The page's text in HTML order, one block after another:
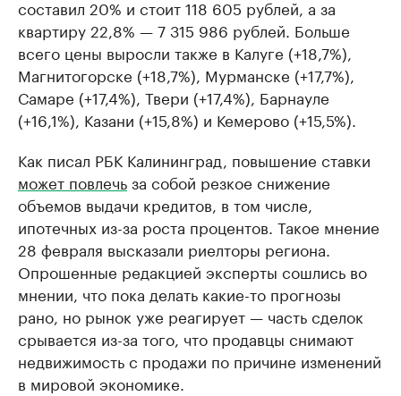
составил 20% и стоит 118 605 рублей, а за
квартиру 22,8% — 7 315 986 рублей. Больше
всего цены выросли также в Калуге (+18,7%),
Магнитогорске (+18,7%), Мурманске (+17,7%),
Самаре (+17,4%), Твери (+17,4%), Барнауле
(+16,1%), Казани (+15,8%) и Кемерово (+15,5%).
Как писал РБК Калининград, повышение ставки
может повлечьза собой резкое снижение
объемов выдачи кредитов, в том числе,
ипотечных из-за роста процентов. Такое мнение
28 февраля высказали риелторы региона.
Опрошенные редакцией эксперты сошлись во
мнении, что пока делать какие-то прогнозы
рано, но рынок уже реагирует — часть сделок
срывается из-за того, что продавцы снимают
недвижимость с продажи по причине изменений
в мировой экономике.